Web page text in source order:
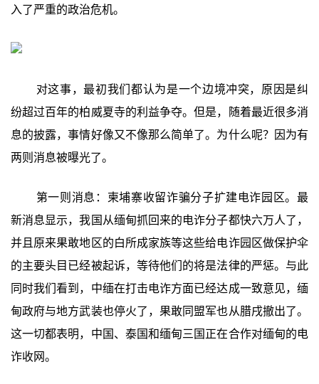
入了严重的政治危机。
对这事，最初我们都认为是一个边境冲突，原因是纠
纷超过百年的柏威夏寺的利益争夺。但是，随着最近很多消
息的披露，事情好像又不像那么简单了。为什么呢？因为有
两则消息被曝光了。
第一则消息：柬埔寨收留诈骗分子扩建电诈园区。最
新消息显示，我国从缅甸抓回来的电诈分子都快六万人了，
并且原来果敢地区的白所成家族等这些给电诈园区做保护伞
的主要头目已经被起诉，等待他们的将是法律的严惩。与此
同时我们看到，中缅在打击电诈方面已经达成一致意见，缅
甸政府与地方武装也停火了，果敢同盟军也从腊戌撤出了。
这一切都表明，中国、泰国和缅甸三国正在合作对缅甸的电
诈收网。